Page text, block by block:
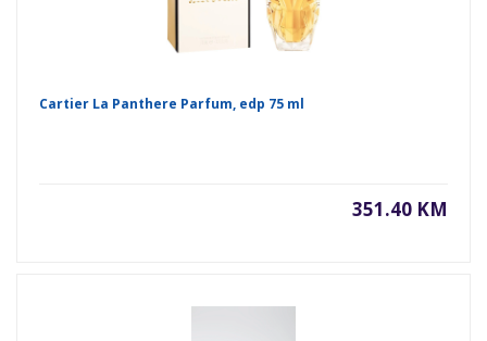
Cartier La Panthere Parfum, edp 75 ml
351.40 KM